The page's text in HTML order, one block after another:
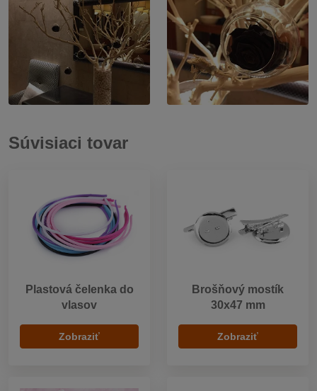
Súvisiaci tovar
Plastová čelenka do
vlasov
Zobraziť
Brošňový mostík
30x47 mm
Zobraziť